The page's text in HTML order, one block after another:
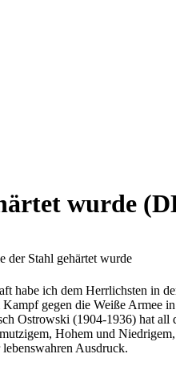
wurde
der Stahl gehärtet wurde
habe ich dem Herrlichsten in
gegen die Weiße Armee
Ostrowski (1904-1936) hat all
Hohem und
Ausdruck.